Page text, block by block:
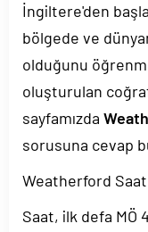
İngiltere'den
bölgede ve
olduğunu
oluşturulan
sayfamızda
sorusuna cevap
Weatherford
Saat, ilk defa MÖ